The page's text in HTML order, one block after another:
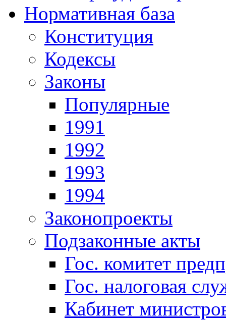
Нормативная база
Конституция
Кодексы
Законы
Популярные
1991
1992
1993
1994
Законопроекты
Подзаконные акты
Гос. комитет
Гос. налоговая
Кабинет